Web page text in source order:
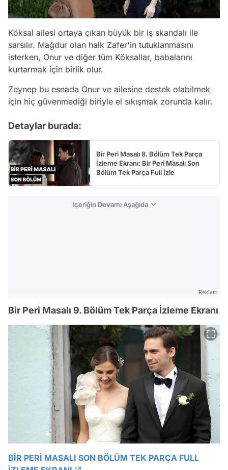
Köksal ailesi ortaya çıkan büyük bir iş skandalı ile
sarsılır. Mağdur olan halk Zafer'in tutuklanmasını
isterken, Onur ve diğer tüm Köksallar, babalarını
kurtarmak için birlik olur.
Zeynep bu esnada Onur ve ailesine destek olabilmek
için hiç güvenmediği biriyle el sıkışmak zorunda kalır.
Detaylar burada:
Bir Peri Masalı 8. Bölüm Tek Parça
İzleme Ekranı: Bir Peri Masalı Son
Bölüm Tek Parça Full İzle
İçeriğin Devamı Aşağıda
Reklam
Bir Peri Masalı 9. Bölüm Tek Parça İzleme Ekranı
BİR PERİ MASALI SON BÖLÜM TEK PARÇA FULL